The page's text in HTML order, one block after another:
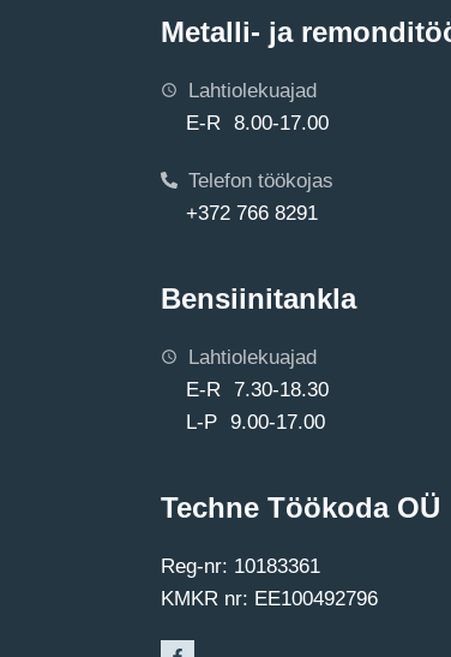
Metalli- ja
Lahtiolekuajad
E-R 8.00-17.00
Telefon töökojas
+372 766 8291
Bensiinitankla
Lahtiolekuajad
E-R 7.30-18.30
L-P 9.00-17.00
Techne Töökoda OÜ
Reg-nr: 10183361
KMKR nr: EE100492796